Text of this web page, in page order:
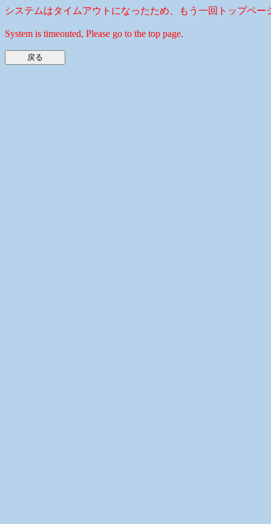
システムはタイムアウトになったため、もう一回トップペー
System is timeouted, Please go to the top page.